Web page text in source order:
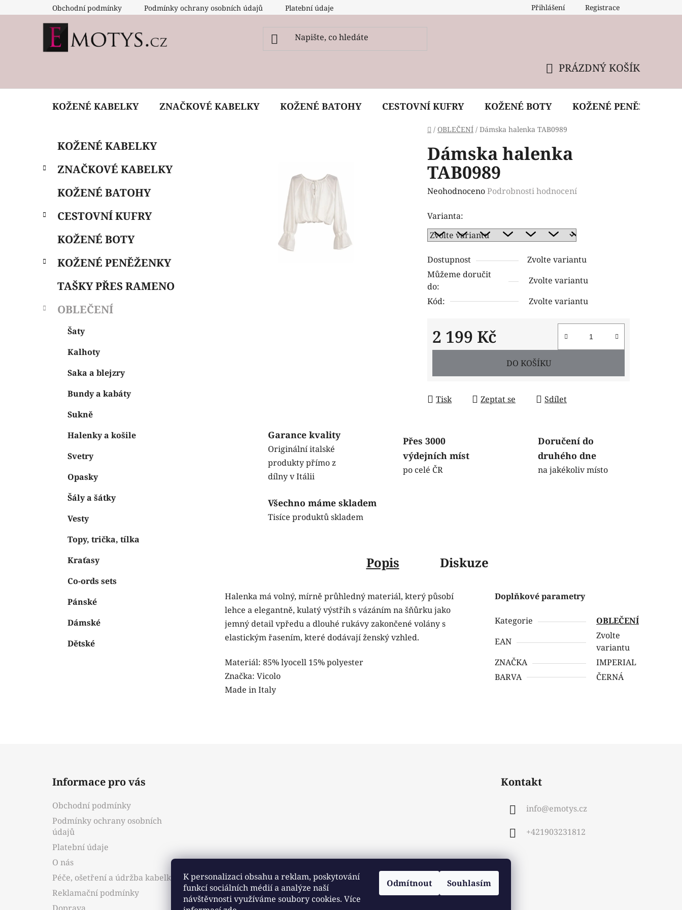
K personalizaci obsahu a reklam, poskytování
funkcí sociálních médií a analýze naší
návštěvnosti využíváme soubory cookies. Více
Odmítnout Souhlasím
na
Obchodní podmínky Podmínky ochrany osobních údajů Platební údaje Reklamační podmínky
Přihlášení Registrace
KOŠÍK
PRÁZDNÝ KOŠÍK
KOŽENÉ KABELKY ZNAČKOVÉ KABELKY KOŽENÉ BATOHY CESTOVNÍ KUFRY KOŽENÉ BOTY KOŽENÉ PENĚŽENKY
Domů
/ OBLEČENÍ / Dámska halenka TAB0989
s
n
p
l
Přeskočit
kategorie
e
i
KOŽENÉ KABELKY
ZNAČKOVÉ KABELKY
KOŽENÉ BATOHY
CESTOVNÍ KUFRY
KOŽENÉ BOTY
KOŽENÉ PENĚŽENKY
TAŠKY PŘES RAMENO
OBLEČENÍ
Šaty
Kalhoty
Saka a blejzry
Bundy a kabáty
Sukně
Halenky a košile
Svetry
Opasky
Šály a šátky
Vesty
Topy, trička, tílka
Kraťasy
Co-ords sets
Pánské
Dámské
Dětské
Dámska halenka
TAB0989
Průměrné
produktu
je
0,0
z
5
hvězdiček.
NeohodnocenoPodrobnosti hodnocení
Varianta:
Dostupnost
Zvolte variantu
Můžeme doručit
do:
Zvolte variantu
Kód:
Zvolte variantu
2 199 Kč
Měrná cena:
DO KOŠÍKU
Tisk Zeptat se Sdílet
Garance kvality
Originální italské
produkty přímo z
dílny v Itálii
Přes 3000
výdejních míst
po celé ČR
Doručení do
druhého dne
na jakékoliv místo
Všechno máme skladem
Tisíce produktů skladem
Popis Diskuze
Halenka má volný, mírně průhledný materiál, který působí
lehce a elegantně, kulatý výstřih s vázáním na šňůrku jako
jemný detail vpředu a dlouhé rukávy zakončené volány s
elastickým řasením, které dodávají ženský vzhled.
Materiál: 85% lyocell 15% polyester
Značka: Vicolo
Made in Italy
Doplňkové parametry
Kategorie
OBLEČENÍ
EAN
Zvolte
variantu
ZNAČKA
IMPERIAL
BARVA
ČERNÁ
Informace pro vás
Obchodní podmínky
Podmínky ochrany osobních
údajů
Platební údaje
O nás
Péče, ošetření a údržba kabelky
Reklamační podmínky
Kontakt
info@emotys.cz
+421903231812